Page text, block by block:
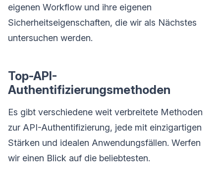
eigenen Workflow und ihre eigenen
Sicherheitseigenschaften, die wir als Nächstes
untersuchen werden.
Top-API-
Authentifizierungsmethoden
Es gibt verschiedene weit verbreitete Methoden
zur API-Authentifizierung, jede mit einzigartigen
Stärken und idealen Anwendungsfällen. Werfen
wir einen Blick auf die beliebtesten.